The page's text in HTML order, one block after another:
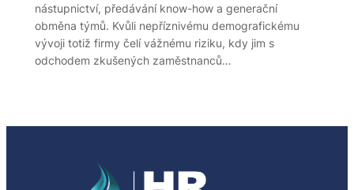
nástupnictví, předávání know-how a generační
obměna týmů. Kvůli nepříznivému demografickému
vývoji totiž firmy čelí vážnému riziku, kdy jim s
odchodem zkušených zaměstnanců…